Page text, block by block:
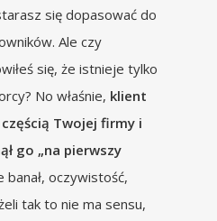
się dopasować do
Ale czy
się, że istnieje tylko
No właśnie, klient
Twojej firmy i
go „na pierwszy
banał, oczywistość,
tak to nie ma sensu,